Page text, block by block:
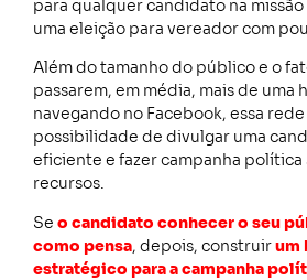
para qualquer candidato na
uma eleição para vereador com
Além do tamanho do público e o
passarem, em média, mais de uma
navegando no Facebook, essa
possibilidade de divulgar uma
eficiente e fazer campanha
recursos.
Se o candidato conhecer o seu
como pensa, depois, construirum
estratégico para a campanha